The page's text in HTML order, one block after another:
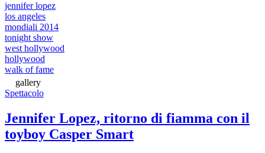
jennifer lopez
los angeles
mondiali 2014
tonight show
west hollywood
hollywood
walk of fame
gallery
Spettacolo
Jennifer Lopez, ritorno di fiamma con il
toyboy Casper Smart